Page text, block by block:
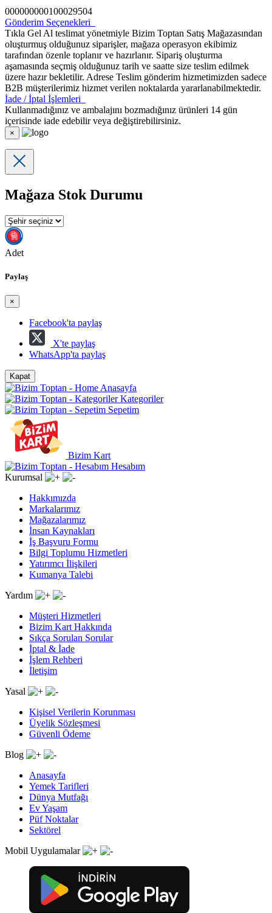
000000000100029504
Gönderim Seçenekleri
Tıkla Gel Al teslimat yönetmiyle Bizim Toptan Satış Mağazasından
oluşturmuş olduğunuz siparişler, mağaza operasyon ekibimiz
tarafından özenle toplanır ve hazırlanır. Sipariş oluşturma
aşamasında seçmiş olduğunuz tarih ve saatte size teslim edilmek
üzere hazır bekletilir. Adrese Teslim gönderim hizmetimizden sadece
B2B müşterilerimiz hizmet verilen noktalarda yararlanabilmektedir.
İade / İptal İşlemleri
Kullanmadığınız ve ambalajını bozmadığınız ürünleri 14 gün
içerisinde iade edebilir veya değiştirebilirsiniz.
×
Mağaza Stok Durumu
Adet
Paylaş
×
Facebook'ta paylaş
X'te paylaş
WhatsApp'ta paylaş
Kapat
Anasayfa
Kategoriler
Sepetim
Bizim Kart
Hesabım
Kurumsal
Hakkımızda
Markalarımız
Mağazalarımız
İnsan Kaynakları
İş Başvuru Formu
Bilgi Toplumu Hizmetleri
Yatırımcı İlişkileri
Kumanya Talebi
Yardım
Müşteri Hizmetleri
Bizim Kart Hakkında
Sıkça Sorulan Sorular
İptal & İade
İşlem Rehberi
İletişim
Yasal
Kişisel Verilerin Korunması
Üyelik Sözleşmesi
Güvenli Ödeme
Blog
Anasayfa
Yemek Tarifleri
Dünya Mutfağı
Ev Yaşam
Püf Noktalar
Sektörel
Mobil Uygulamalar